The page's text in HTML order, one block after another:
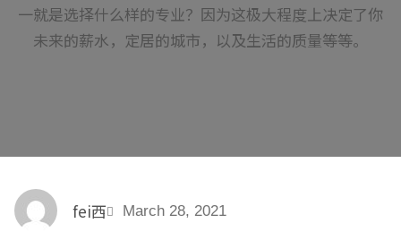
一就是选择什么样的专业？因为这极大程度上决定了你
未来的薪水，定居的城市，以及生活的质量等等。
fei西 March 28, 2021